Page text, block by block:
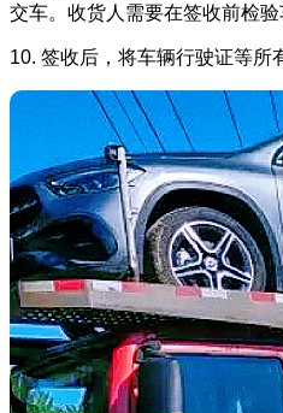
交车。收货人需要在签收前检验
10. 签收后，将车辆行驶证等所